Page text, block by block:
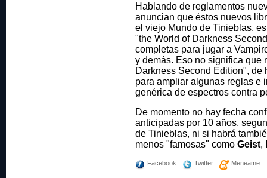
Hablando de reglamentos
anuncian que éstos nuevos
el viejo Mundo de Tinieblas,
"the World of Darkness
completas para jugar a
y demás. Eso no significa que
Darkness Second Edition", de
para ampliar algunas reglas e
genérica de espectros contra
De momento no hay fecha
anticipadas por 10 años,
de Tinieblas, ni si habrá
menos "famosas" como Geist,
Facebook Twitter Meneame